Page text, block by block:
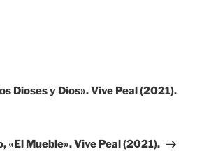
Dioses y Dios». Vive Peal (2021).
«El Mueble». Vive Peal (2021).